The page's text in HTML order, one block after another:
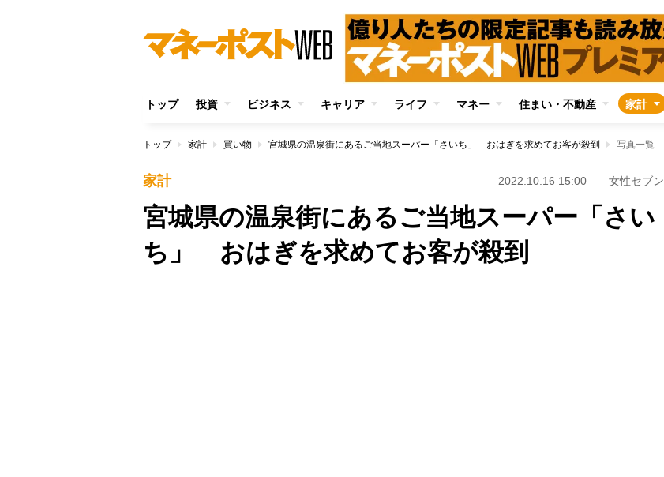
トップ 投資 ビジネス キャリア ライフ マネー 住まい・不動産 家計
トップ 家計 買い物 宮城県の温泉街にあるご当地スーパー「さいち」 おはぎを求めてお客が殺到 写真一覧
家計 2022.10.16 15:00 女性セブン
宮城県の温泉街にあるご当地スーパー「さい
ち」 おはぎを求めてお客が殺到